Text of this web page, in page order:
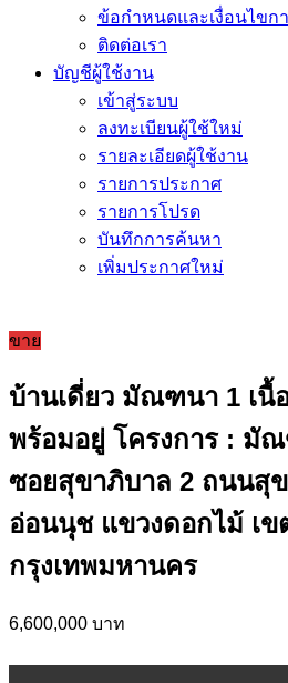
ข้อกำหนดและเงื่อนไขก
ติดต่อเรา
บัญชีผู้ใช้งาน
เข้าสู่ระบบ
ลงทะเบียนผู้ใช้ใหม่
รายละเอียดผู้ใช้งาน
รายการประกาศ
รายการโปรด
บันทึกการค้นหา
เพิ่มประกาศใหม่
ขาย
บ้านเดี่ยว มัณฑนา 1 เนื้
พร้อมอยู่ โครงการ : มั
ซอยสุขาภิบาล 2 ถนนสุ
อ่อนนุช แขวงดอกไม้ เข
กรุงเทพมหานคร
6,600,000 บาท